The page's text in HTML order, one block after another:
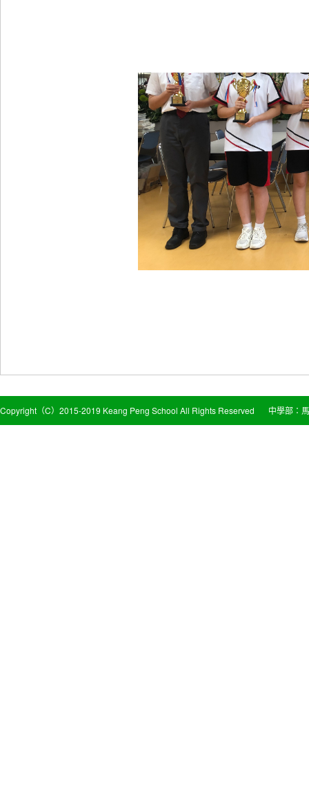
Copyright（C）2015-2019 Keang Peng School All Rights Reserved 中學部：